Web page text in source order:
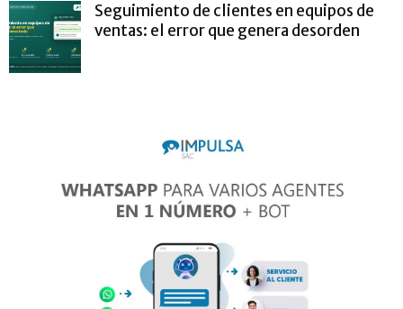
Seguimiento de clientes en equipos de
ventas: el error que genera desorden